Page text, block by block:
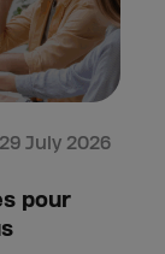
29 July 2026
pour